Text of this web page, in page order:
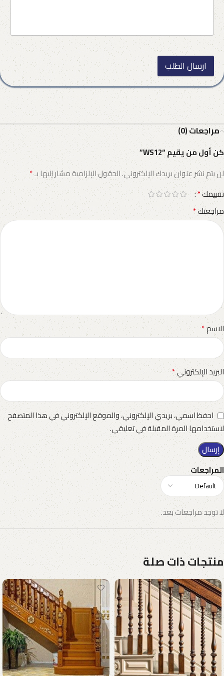
ارسال الطلب
مراجعات (0)
المراجعات
لا توجد مراجعات بعد.
كن أول من يقيم “WS12”
لن يتم نشر عنوان بريدك الإلكتروني.الحقول الإلزامية مشار إليها بـ*
تقييمك*
مراجعتك*
الاسم*
البريد الإلكتروني*
احفظ اسمي، بريدي الإلكتروني، والموقع الإلكتروني في هذا المتصفح
لاستخدامها المرة المقبلة في تعليقي.
منتجات ذات صلة